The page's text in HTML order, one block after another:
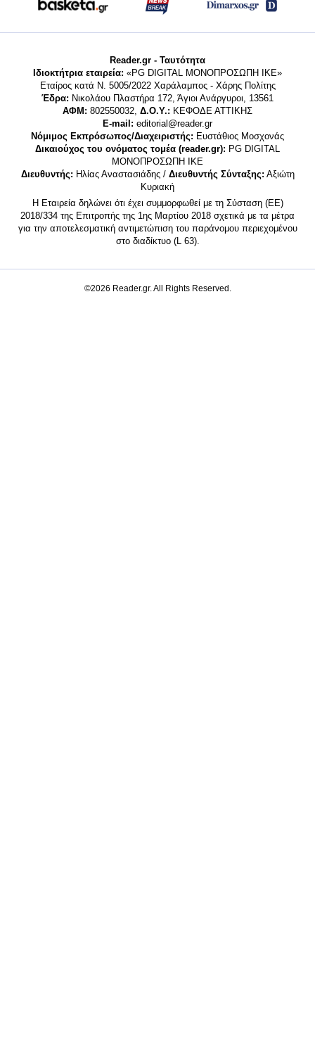
Reader.gr - Ταυτότητα
Ιδιοκτήτρια εταιρεία: «PG DIGITAL MONΟΠΡΟΣΩΠΗ ΙΚΕ»
Εταίρος κατά Ν. 5005/2022 Χαράλαμπος - Χάρης Πολίτης
Έδρα: Νικολάου Πλαστήρα 172, Άγιοι Ανάργυροι, 13561
ΑΦΜ: 802550032, Δ.Ο.Υ.: ΚΕΦΟΔΕ ΑΤΤΙΚΗΣ
E-mail: editorial@reader.gr
Νόμιμος Εκπρόσωπος/Διαχειριστής: Ευστάθιος Μοσχονάς
Δικαιούχος του ονόματος τομέα (reader.gr): PG DIGITAL
MONΟΠΡΟΣΩΠΗ ΙΚΕ
Διευθυντής: Ηλίας Αναστασιάδης / Διευθυντής Σύνταξης: Αξιώτη
Κυριακή
Η Εταιρεία δηλώνει ότι έχει συμμορφωθεί με τη Σύσταση (ΕΕ)
2018/334 της Επιτροπής της 1ης Μαρτίου 2018 σχετικά με τα μέτρα
για την αποτελεσματική αντιμετώπιση του παράνομου περιεχομένου
στο διαδίκτυο (L 63).
©2026 Reader.gr. All Rights Reserved.